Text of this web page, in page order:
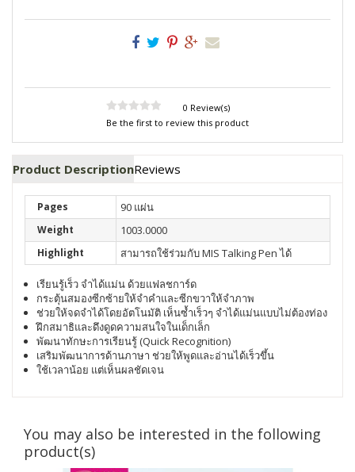
0 Review(s)
Be the first to review this product
Product DescriptionReviews
Pages 90 แผ่น
Weight 1003.0000
Highlight สามารถใช้ร่วมกับ MIS Talking Pen ได้
เรียนรู้เร็ว จำได้เเม่น ด้วยแฟลชการ์ด
กระตุ้นสมองซีกซ้ายให้จำคำและซีกขวาให้จำภาพ
ช่วยให้จดจำได้โดยอัตโนมัติ เห็นซ้ำเร็วๆ จำได้แม่นแบบไม่ต้องท่อง
ฝึกสมาธิและดึงดูดความสนใจในเด็กเล็ก
พัฒนาทักษะการเรียนรู้ (Quick Recognition)
เสริมพัฒนาการด้านภาษา ช่วยให้พูดและอ่านได้เร็วขึ้น
ใช้เวลาน้อย แต่เห็นผลชัดเจน
You may also be interested in the following
product(s)